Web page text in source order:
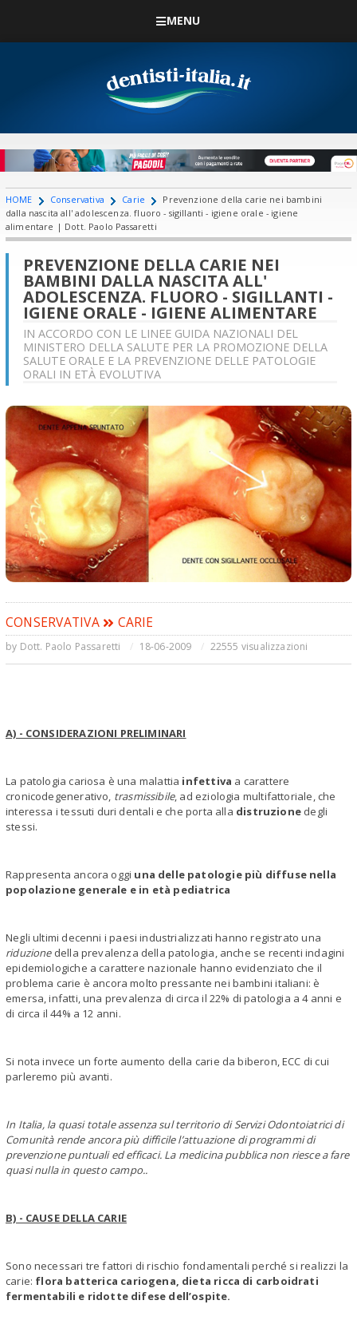
MENU
HOME Conservativa Carie
Prevenzione della carie nei bambini
dalla nascita all' adolescenza. fluoro - sigillanti - igiene orale - igiene
alimentare | Dott. Paolo Passaretti
PREVENZIONE DELLA CARIE NEI
BAMBINI DALLA NASCITA ALL'
ADOLESCENZA. FLUORO - SIGILLANTI -
IGIENE ORALE - IGIENE ALIMENTARE
IN ACCORDO CON LE LINEE GUIDA NAZIONALI DEL
MINISTERO DELLA SALUTE PER LA PROMOZIONE DELLA
SALUTE ORALE E LA PREVENZIONE DELLE PATOLOGIE
ORALI IN ETÀ EVOLUTIVA
CONSERVATIVA CARIE
by Dott. Paolo Passaretti 18-06-2009 22555 visualizzazioni
A) - CONSIDERAZIONI PRELIMINARI
La patologia cariosa è una malattia infettiva a carattere
cronicodegenerativo, trasmissibile, ad eziologia multifattoriale, che
interessa i tessuti duri dentali e che porta alla distruzionedegli
stessi.
Rappresenta ancora oggi una delle patologie più diffuse nella
popolazione generale e in età pediatrica
Negli ultimi decenni i paesi industrializzati hanno registrato una
riduzionedella prevalenza della patologia, anche se recenti indagini
epidemiologiche a carattere nazionale hanno evidenziato che il
problema carie è ancora molto pressante nei bambini italiani: è
emersa, infatti, una prevalenza di circa il 22% di patologia a 4 anni e
di circa il 44% a 12 anni.
Si nota invece un forte aumento della carie da biberon, ECC di cui
parleremo più avanti.
In Italia, la quasi totale assenza sul territorio di Servizi Odontoiatrici di
Comunità rende ancora più difficile l’attuazione di programmi di
prevenzione puntuali ed efficaci. La medicina pubblica non riesce a fare
quasi nulla in questo campo..
B) - CAUSE DELLA CARIE
Sono necessari tre fattori di rischio fondamentali perché si realizzi la
carie: flora batterica cariogena, dieta ricca di carboidrati
fermentabili e ridotte difese dell’ospite.